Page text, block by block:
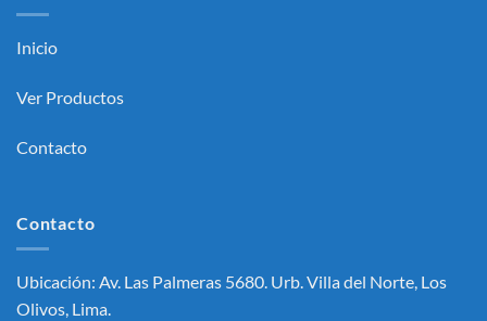
Inicio
Ver Productos
Contacto
Contacto
Ubicación: Av. Las Palmeras 5680. Urb. Villa del Norte, Los
Olivos, Lima.